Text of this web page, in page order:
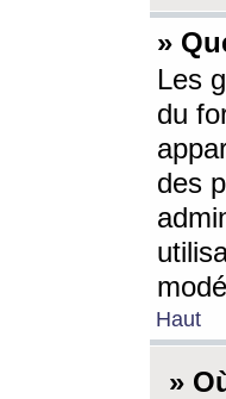
»
Les
du
des
Haut
»